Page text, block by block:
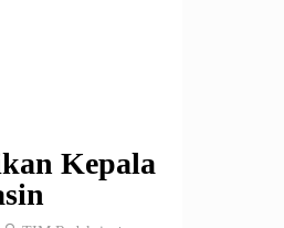
Kepala